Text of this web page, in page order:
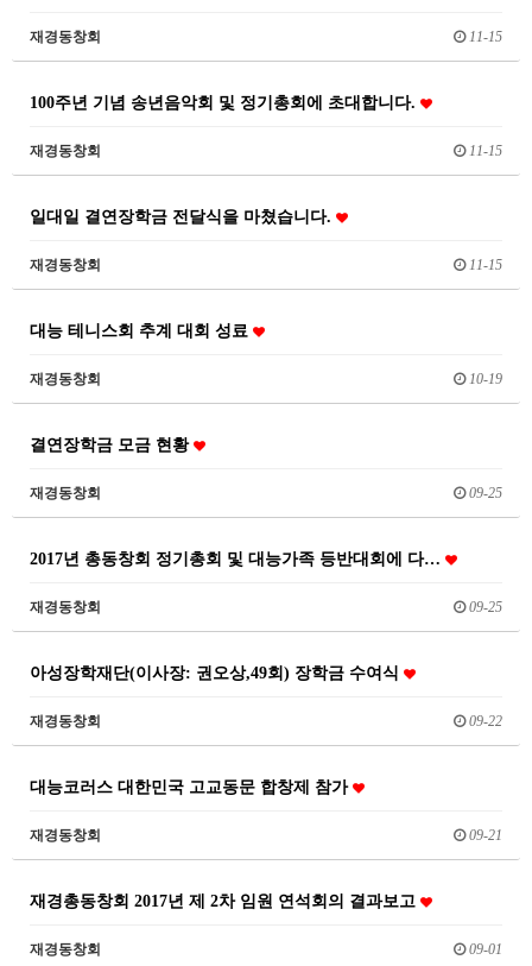
재경동창회 11-15
100주년 기념 송년음악회 및 정기총회에 초대합니다.
재경동창회 11-15
일대일 결연장학금 전달식을 마쳤습니다.
재경동창회 11-15
대능 테니스회 추계 대회 성료
재경동창회 10-19
결연장학금 모금 현황
재경동창회 09-25
2017년 총동창회 정기총회 및 대능가족 등반대회에 다…
재경동창회 09-25
아성장학재단(이사장: 권오상,49회) 장학금 수여식
재경동창회 09-22
대능코러스 대한민국 고교동문 합창제 참가
재경동창회 09-21
재경총동창회 2017년 제 2차 임원 연석회의 결과보고
재경동창회 09-01